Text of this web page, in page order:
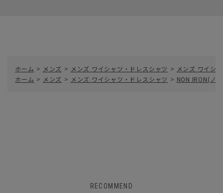
ホーム > メンズ > メンズ ワイシャツ・ドレスシャツ > メンズ ワイシ
ホーム > メンズ > メンズ ワイシャツ・ドレスシャツ > NON IRON(ノ
RECOMMEND